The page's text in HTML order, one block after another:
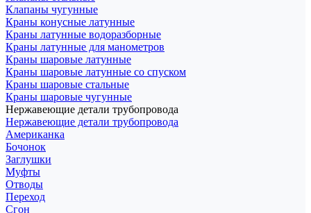
Клапаны чугунные
Краны конусные латунные
Краны латунные водоразборные
Краны латунные для манометров
Краны шаровые латунные
Краны шаровые латунные со спуском
Краны шаровые стальные
Краны шаровые чугунные
Нержавеющие детали трубопровода
Нержавеющие детали трубопровода
Американка
Бочонок
Заглушки
Муфты
Отводы
Переход
Сгон